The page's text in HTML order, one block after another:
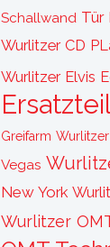
Schallwand Tür
Wurlitzer CD
Wurlitzer Elvis
Greifarm
Vegas
New York
Wurlitzer